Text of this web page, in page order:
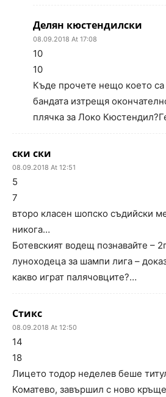
Делян кюстендилски
08.09.2018 At 17:08
10
10
Къде прочете нещо което са
бандата изтрещя
плячка за Локо
ски ски
08.09.2018 At 12:51
5
7
второ класен шопско съдийски
никога…
Ботевският водещ познавайте –
луноходеца за шампи лига –
какво играт палячовците?…
Стикс
08.09.2018 At 12:50
14
18
Лицето тодор неделев беше
Коматево, завършил с ново